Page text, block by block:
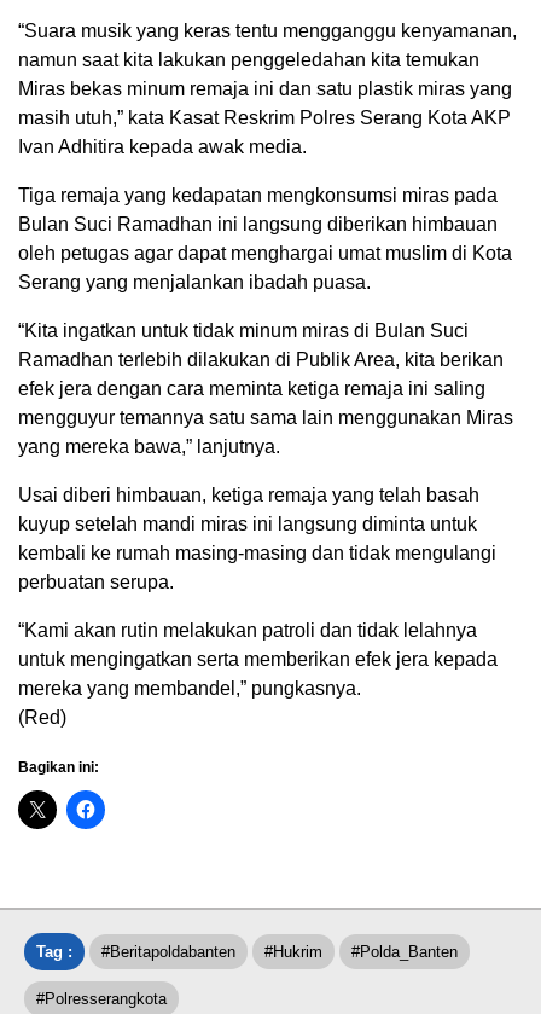
“Suara musik yang keras tentu mengganggu kenyamanan,
namun saat kita lakukan penggeledahan kita temukan
Miras bekas minum remaja ini dan satu plastik miras yang
masih utuh,” kata Kasat Reskrim Polres Serang Kota AKP
Ivan Adhitira kepada awak media.
Tiga remaja yang kedapatan mengkonsumsi miras pada
Bulan Suci Ramadhan ini langsung diberikan himbauan
oleh petugas agar dapat menghargai umat muslim di Kota
Serang yang menjalankan ibadah puasa.
“Kita ingatkan untuk tidak minum miras di Bulan Suci
Ramadhan terlebih dilakukan di Publik Area, kita berikan
efek jera dengan cara meminta ketiga remaja ini saling
mengguyur temannya satu sama lain menggunakan Miras
yang mereka bawa,” lanjutnya.
Usai diberi himbauan, ketiga remaja yang telah basah
kuyup setelah mandi miras ini langsung diminta untuk
kembali ke rumah masing-masing dan tidak mengulangi
perbuatan serupa.
“Kami akan rutin melakukan patroli dan tidak lelahnya
untuk mengingatkan serta memberikan efek jera kepada
mereka yang membandel,” pungkasnya.
(Red)
Bagikan ini:
Tag : #beritapoldabanten #hukrim #polda_Banten
#polresserangkota